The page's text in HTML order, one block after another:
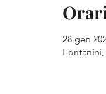
28 gen
Fontanini,